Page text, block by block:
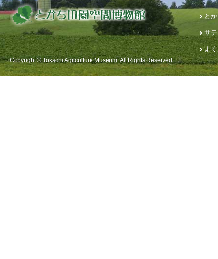
と
サ
よ
Copyright © Tokachi Agriculture Museum. All Rights Reserved.